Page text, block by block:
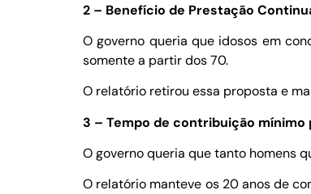
2 – Benefício de Prestação
O governo queria que idosos em
somente a partir dos 70.
O relatório retirou essa proposta e
3 – Tempo de contribuição mínimo
O governo queria que tanto homens
O relatório manteve os 20 anos de